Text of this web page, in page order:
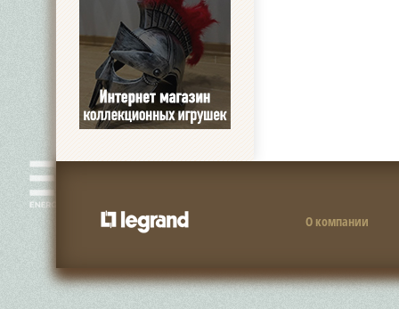
О компании